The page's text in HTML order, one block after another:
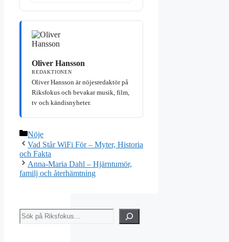
Oliver Hansson
REDAKTIONEN
Oliver Hansson är nöjesredaktör på
Riksfokus och bevakar musik, film,
tv och kändisnyheter.
Kategorier
Nöje
Vad Står WiFi För – Myter, Historia
och Fakta
Anna-Maria Dahl – Hjärntumör,
familj och återhämtning
Sök